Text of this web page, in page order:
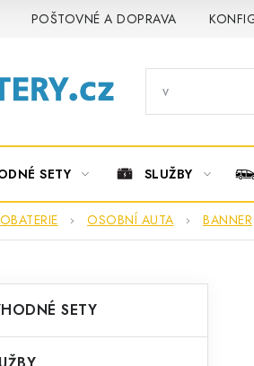
POŠTOVNÉ A DOPRAVA
SETY SLUŽBY
OSOBNÍ AUTA BANNER
SETY